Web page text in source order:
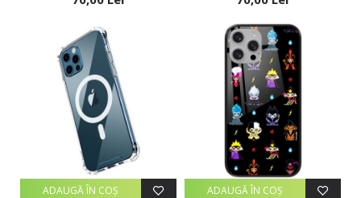
ADAUGĂ ÎN COŞ ADAUGĂ ÎN COŞ